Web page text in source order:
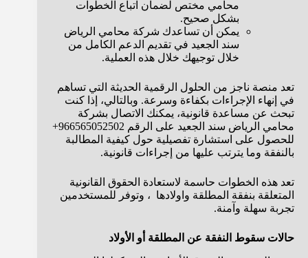
محامي مختص لضمان اتباع الخطوات
بشكل صحيح.
يمكن أن تساعدك شركة محامي الرياض
سند الجعيد في تقديم الدعم الكامل من
خلال توجيهك خلال هذه العملية.
تعد منصة ناجز من الحلول الرقمية الحديثة التي تساهم
في إنهاء الإجراءات بكفاءة وسرعة. وبالتالي، إذا كنت
تبحث عن مساعدة قانونية، يمكنك الاتصال بشركة
محامي الرياض سند الجعيد على الرقم 966565052502+
للحصول على استشارة تفصيلية حول كيفية المطالبة
بالنفقة وما يترتب عليها من إجراءات قانونية.
تعد هذه الخطوات حاسمة لاستعادة الحقوق القانونية
المتعلقة بنفقة المطلقة واولادها ، وتوفر للمستخدمين
تجربة سهلة وآمنة.
حالات سقوط النفقة عن المطلقة أو الأولاد